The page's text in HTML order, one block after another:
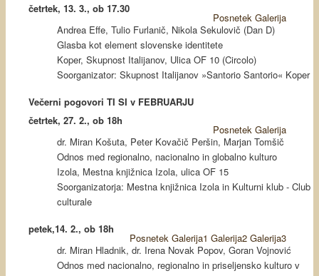
četrtek, 13. 3., ob 17.30
Posnetek Galerija
Andrea Effe, Tulio Furlanič, Nikola Sekulovič (Dan D)
Glasba kot element slovenske identitete
Koper, Skupnost Italijanov, Ulica OF 10 (Circolo)
Soorganizator: Skupnost Italijanov »Santorio Santorio« Koper
Večerni pogovori TI SI v FEBRUARJU
četrtek, 27. 2., ob 18h
Posnetek Galerija
dr. Miran Košuta, Peter Kovačič Peršin, Marjan Tomšič
Odnos med regionalno, nacionalno in globalno kulturo
Izola, Mestna knjižnica Izola, ulica OF 15
Soorganizatorja: Mestna knjižnica Izola in Kulturni klub - Club
culturale
petek,14. 2., ob 18h
Posnetek Galerija1 Galerija2 Galerija3
dr. Miran Hladnik, dr. Irena Novak Popov, Goran Vojnović
Odnos med nacionalno, regionalno in priseljensko kulturo v